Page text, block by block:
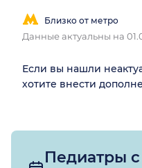
Близко от метро
Данные актуальны на
Если вы нашли
хотите внести
Педиатры